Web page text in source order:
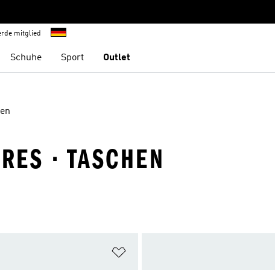
mitglied
Schuhe Sport Outlet
· TASCHEN